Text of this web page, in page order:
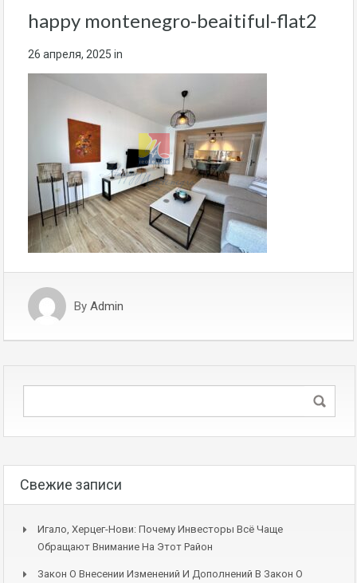
happy montenegro-beaitiful-flat2
26 апреля, 2025 in
By Admin
Свежие записи
Игало, Херцег-Нови: Почему Инвесторы Всё Чаще
Обращают Внимание На Этот Район
Закон О Внесении Изменений И Дополнений В Закон О